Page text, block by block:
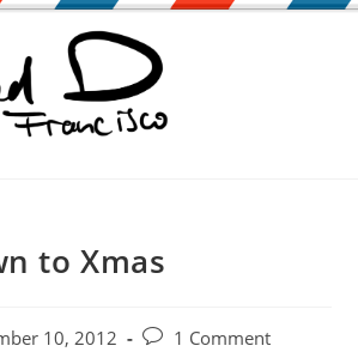
to Xmas
10, 2012
Beitrags-
1 Comment